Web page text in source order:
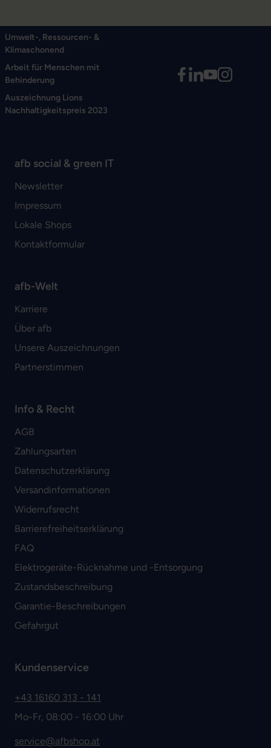
Umwelt-, Ressourcen- &
Klimaschonend
Arbeit für Menschen mit
Behinderung
Auszeichnung Lions
Nachhaltigkeitspreis 2023
afb social & green IT
Newsletter
Impressum
Lokale Shops
Kontaktformular
afb-Welt
Karriere
Über afb
Unsere Auszeichnungen
Partnerstimmen
Info & Recht
AGB
Zahlungsarten
Datenschutzerklärung
Versandinformationen
Widerrufsrecht
Barrierefreiheitserklärung
FAQ
Elektrogeräte-Rücknahme und -Entsorgung
Zustandsbeschreibung
Garantie-Beschreibungen
Gefahrgut
Kundenservice
+43 16160 313 - 141
Mo-Fr, 08:00 - 16:00 Uhr
service@afbshop.at